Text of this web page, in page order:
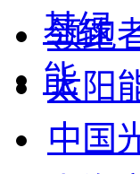
领跑
太阳
中国